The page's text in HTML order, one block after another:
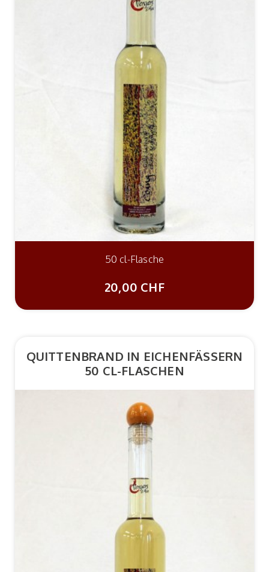
50 cl-Flasche
20,00 CHF
QUITTENBRAND IN EICHENFÄSSERN
50 CL-FLASCHEN